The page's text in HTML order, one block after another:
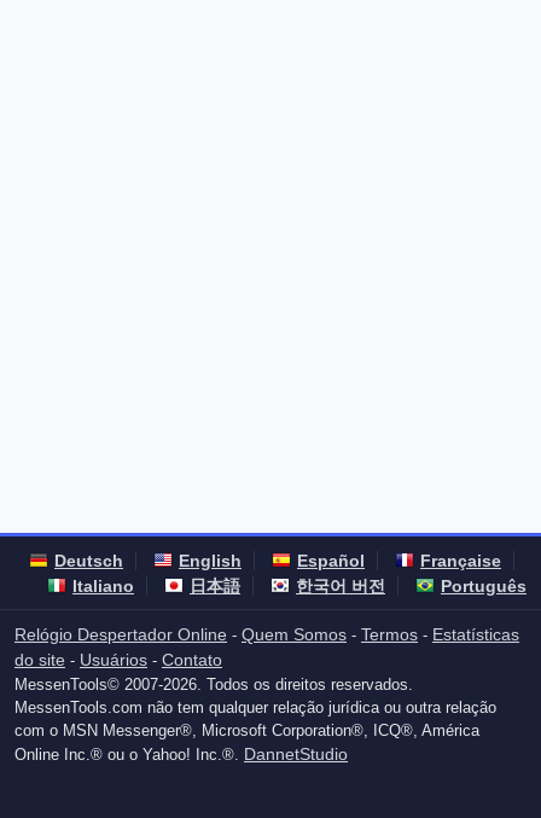
Deutsch English Español
Française
Italiano
日本語 한국어 버전 Português
Relógio Despertador Online - Quem Somos - Termos - Estatísticas
do site - Usuários - Contato
MessenTools© 2007-2026. Todos os direitos reservados.
MessenTools.com não tem qualquer relação jurídica ou outra relação
com o MSN Messenger®, Microsoft Corporation®, ICQ®, América
Online Inc.® ou o Yahoo! Inc.®. DannetStudio